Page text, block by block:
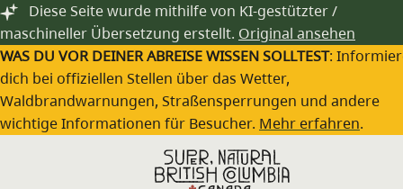
Zum Hauptinhalt springen
Diese Seite wurde mithilfe von KI-gestützter /
maschineller Übersetzung erstellt. Original ansehen
WAS DU VOR DEINER ABREISE WISSEN SOLLTEST:
dich bei offiziellen Stellen über das Wetter,
Waldbrandwarnungen, Straßensperrungen und andere
wichtige Informationen für Besucher. Mehr erfahren.